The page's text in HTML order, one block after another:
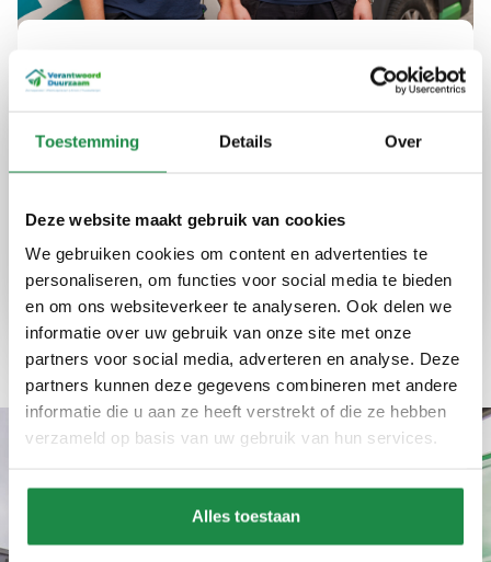
Toestemming Details Over
Deze website maakt gebruik van cookies
We gebruiken cookies om content en advertenties te
personaliseren, om functies voor social media te bieden
en om ons websiteverkeer te analyseren. Ook delen we
informatie over uw gebruik van onze site met onze
partners voor social media, adverteren en analyse. Deze
partners kunnen deze gegevens combineren met andere
informatie die u aan ze heeft verstrekt of die ze hebben
verzameld op basis van uw gebruik van hun services.
Alles toestaan
Uw partner in duurzame
Bij Verantwoord Duurzaam bieden we advies
en installaties die uw energieverbruik
optimaliseren en kosten verlagen. Onze
diensten zijn betrouwbaar en eerlijk, altijd met
een focus op kwaliteit en efficiëntie.
Expertise Kwaliteit Ervaring
Wat ons uniek maakt
Waarom een thuisaccu